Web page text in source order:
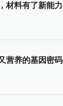
材料有了新能力
营养的基因密码